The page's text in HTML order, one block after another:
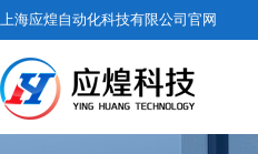
上海应煌自动化科技有限公司官网